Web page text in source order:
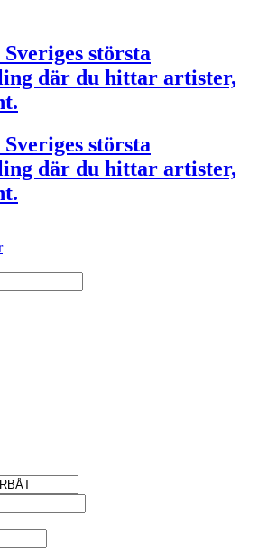
största
där du hittar artister,
största
där du hittar artister,